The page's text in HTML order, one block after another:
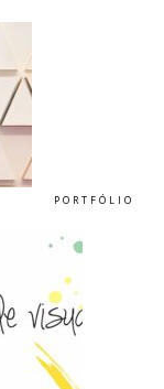
PORTFÓLIO